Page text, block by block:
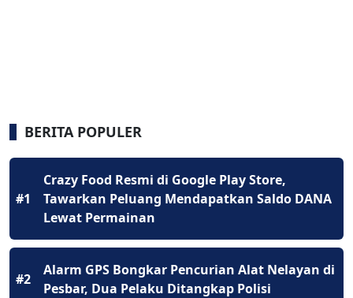
BERITA POPULER
#1
Crazy Food Resmi di Google Play Store,
Tawarkan Peluang Mendapatkan Saldo DANA
Lewat Permainan
#2
Alarm GPS Bongkar Pencurian Alat Nelayan di
Pesbar, Dua Pelaku Ditangkap Polisi